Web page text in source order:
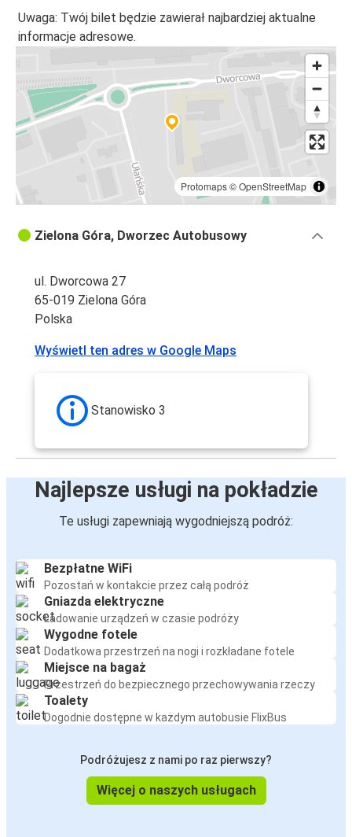
Uwaga: Twój bilet będzie zawierał najbardziej aktualne
informacje adresowe.
Protomaps©OpenStreetMap
Zielona Góra, Dworzec Autobusowy
ul. Dworcowa 27
65-019 Zielona Góra
Polska
Wyświetl ten adres w Google Maps
Stanowisko 3
Najlepsze usługi na pokładzie
Te usługi zapewniają wygodniejszą podróż:
Bezpłatne WiFi
Pozostań w kontakcie przez całą podróż
Gniazda elektryczne
Ładowanie urządzeń w czasie podróży
Wygodne fotele
Dodatkowa przestrzeń na nogi i rozkładane fotele
Miejsce na bagaż
Przestrzeń do bezpiecznego przechowywania rzeczy
Toalety
Dogodnie dostępne w każdym autobusie FlixBus
Podróżujesz z nami po raz pierwszy?
Więcej o naszych usługach